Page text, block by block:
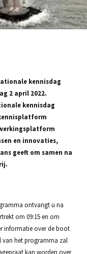
kennisdag
2 april 2022.
kennisdag
en innovaties,
geeft om samen na
ontvangt u na
om 09:15 en om
informatie over de boot
van het programma zal
kan worden over